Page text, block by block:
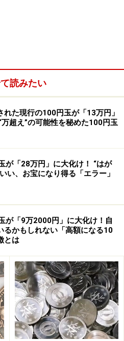
字に注目
落札された実際の五千円札（表
銀座」 Lot番号：547 津田梅子
UNC
、記番号（紙幣に印刷された
「AA-AA券」です。今回の新
された紙幣の1つに該当しま
、通常10万円を超えるような
ん。実はもう1つのポイント
分です。
読みたい
れた現行の100円玉が「13万円」
万超え”の可能性を秘めた100円玉
が「28万円」に大化け！ “はが
い、お宝になり得る「エラー」
が「9万2000円」に大化け！自
るかもしれない「高額になる10
とは